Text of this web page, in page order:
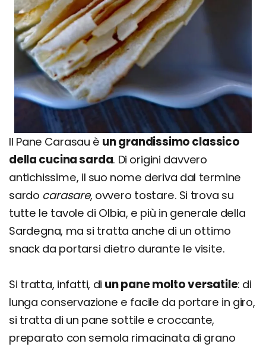
Il Pane Carasau è un grandissimo classico
della cucina sarda. Di origini davvero
antichissime, il suo nome deriva dal termine
sardo carasare, ovvero tostare. Si trova su
tutte le tavole di Olbia, e più in generale della
Sardegna, ma si tratta anche di un ottimo
snack da portarsi dietro durante le visite.
Si tratta, infatti, di un pane molto versatile: di
lunga conservazione e facile da portare in giro,
si tratta di un pane sottile e croccante,
preparato con semola rimacinata di grano